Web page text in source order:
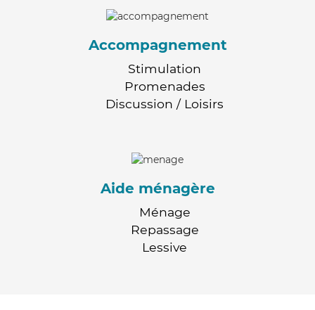
Accompagnement
Stimulation
Promenades
Discussion / Loisirs
Aide ménagère
Ménage
Repassage
Lessive